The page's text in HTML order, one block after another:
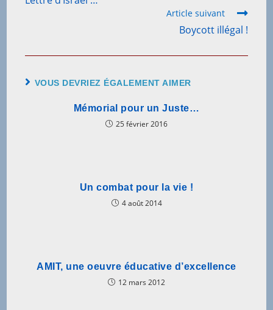
articles
Article suivant
Boycott illégal !
VOUS DEVRIEZ ÉGALEMENT AIMER
Mémorial pour un Juste…
25 février 2016
Un combat pour la vie !
4 août 2014
AMIT, une oeuvre éducative d’excellence
12 mars 2012